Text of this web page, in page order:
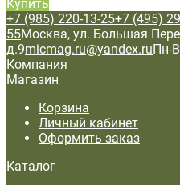
Купить
+7 (985) 220-13-25+7 (495)
55Москва, ул. Большая
д.9micmag.ru@yandex.ruПн-
Компания
Магазин
Корзина
Личный кабинет
Оформить заказ
Каталог